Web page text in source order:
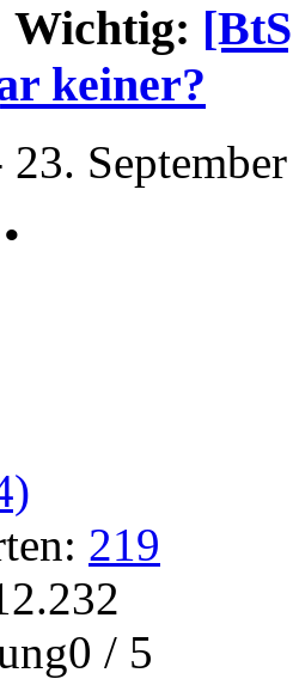
Wichtig:
keiner?
23.
•
219
/ 5